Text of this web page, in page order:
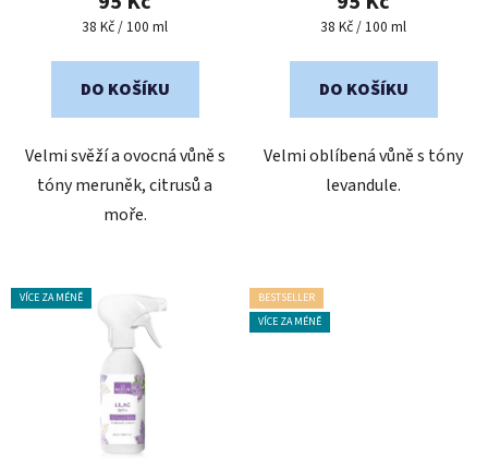
je
z
Měrná
38 Kč / 100 ml
DO KOŠÍKU
Velmi svěží a ovocná vůně s
tóny meruněk, citrusů a
moře.
je
z
Měrná
38 Kč / 100 ml
DO KOŠÍKU
Velmi oblíbená vůně s tóny
levandule.
VÍCE ZA MÉNĚ
BESTSELLER
VÍCE ZA MÉNĚ